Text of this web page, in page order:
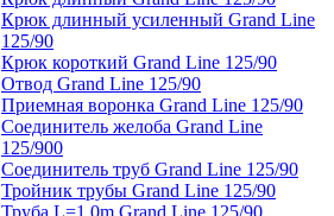
Крюк длинный усиленный Grand Line
125/90
Крюк короткий Grand Line 125/90
Отвод Grand Line 125/90
Приемная воронка Grand Line 125/90
Соединитель желоба Grand Line
125/900
Соединитель труб Grand Line 125/90
Тройник трубы Grand Line 125/90
Труба L=1.0m Grand Line 125/90